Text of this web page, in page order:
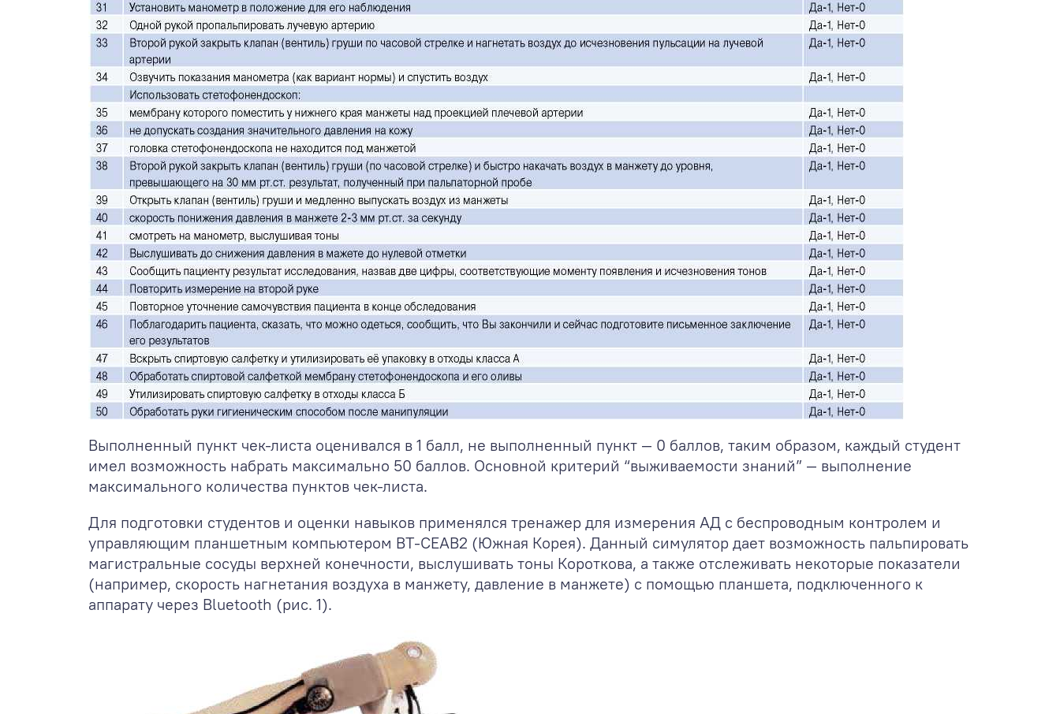
Выполненный пункт чек-листа оценивался в 1 балл, не выполненный пункт — 0 баллов, таким образом, каждый студент
имел возможность набрать максимально 50 баллов. Основной критерий “выживаемости знаний” — выполнение
максимального количества пунктов чек-листа.
Для подготовки студентов и оценки навыков применялся тренажер для измерения АД с беспроводным контролем и
управляющим планшетным компьютером BT-CEAB2 (Южная Корея). Данный симулятор дает возможность пальпировать
магистральные сосуды верхней конечности, выслушивать тоны Короткова, а также отслеживать некоторые показатели
(например, скорость нагнетания воздуха в манжету, давление в манжете) с помощью планшета, подключенного к
аппарату через Bluetooth (рис. 1).